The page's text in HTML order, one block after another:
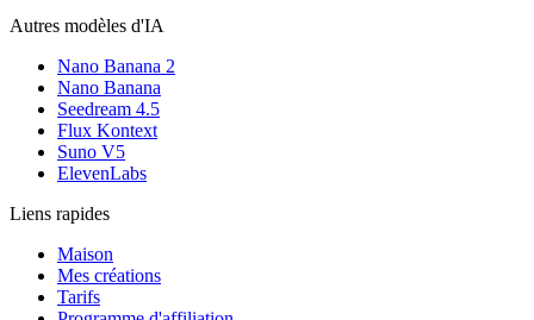
Autres modèles d'IA
Nano Banana 2
Nano Banana
Seedream 4.5
Flux Kontext
Suno V5
ElevenLabs
Liens rapides
Maison
Mes créations
Tarifs